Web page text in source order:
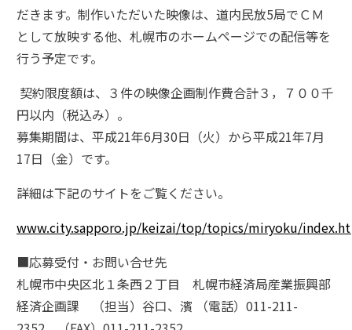
だきます。制作いただいた映像は、道内民放5局でＣＭ
として放映する他、札幌市のホームページでの配信等を
行う予定です。
契約限度額は、３件の映像企画制作費合計３，７００千
円以内（税込み）。
募集期間は、平成21年6月30日（火）から平成21年7月
17日（金）です。
詳細は下記のサイトをご覧ください。
www.city.sapporo.jp/keizai/top/topics/miryoku/
■応募受付・お問い合せ先
札幌市中央区北１条西２丁目 札幌市経済局産業振興部
経済企画課 （担当）谷口、濱 （電話）011-211-